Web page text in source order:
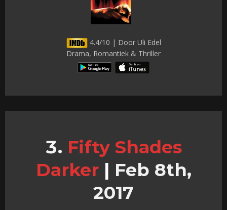
4.4/10 | Door Uli Edel
Drama, Romantiek & Thriller
Fifty Shades
Darker | Feb 8th,
2017